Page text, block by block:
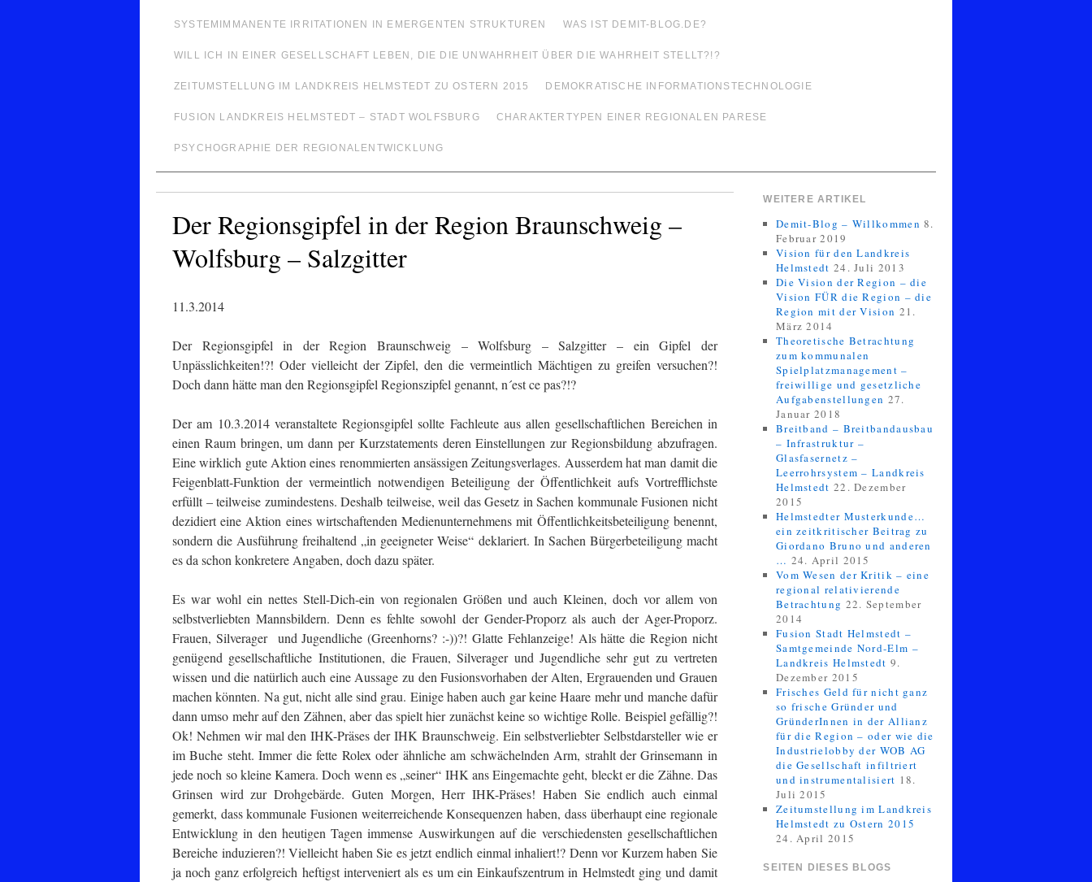
SYSTEMIMMANENTE IRRITATIONEN IN EMERGENTEN STRUKTUREN WAS IST DEMIT-BLOG.DE?
WILL ICH IN EINER GESELLSCHAFT LEBEN, DIE DIE UNWAHRHEIT ÜBER DIE WAHRHEIT STELLT?!?
ZEITUMSTELLUNG IM LANDKREIS HELMSTEDT ZU OSTERN 2015 DEMOKRATISCHE INFORMATIONSTECHNOLOGIE
FUSION LANDKREIS HELMSTEDT – STADT WOLFSBURG CHARAKTERTYPEN EINER REGIONALEN PARESE
PSYCHOGRAPHIE DER REGIONALENTWICKLUNG
Der Regionsgipfel in der Region Braunschweig –
Wolfsburg – Salzgitter
11.3.2014
Der Regionsgipfel in der Region Braunschweig – Wolfsburg – Salzgitter – ein Gipfel der
Unpässlichkeiten!?! Oder vielleicht der Zipfel, den die vermeintlich Mächtigen zu greifen versuchen?!
Doch dann hätte man den Regionsgipfel Regionszipfel genannt, n´est ce pas?!?
Der am 10.3.2014 veranstaltete Regionsgipfel sollte Fachleute aus allen gesellschaftlichen Bereichen in
einen Raum bringen, um dann per Kurzstatements deren Einstellungen zur Regionsbildung abzufragen.
Eine wirklich gute Aktion eines renommierten ansässigen Zeitungsverlages. Ausserdem hat man damit die
Feigenblatt-Funktion der vermeintlich notwendigen Beteiligung der Öffentlichkeit aufs Vortrefflichste
erfüllt – teilweise zumindestens. Deshalb teilweise, weil das Gesetz in Sachen kommunale Fusionen nicht
dezidiert eine Aktion eines wirtschaftenden Medienunternehmens mit Öffentlichkeitsbeteiligung benennt,
sondern die Ausführung freihaltend „in geeigneter Weise“ deklariert. In Sachen Bürgerbeteiligung macht
es da schon konkretere Angaben, doch dazu später.
Es war wohl ein nettes Stell-Dich-ein von regionalen Größen und auch Kleinen, doch vor allem von
selbstverliebten Mannsbildern. Denn es fehlte sowohl der Gender-Proporz als auch der Ager-Proporz.
Frauen, Silverager und Jugendliche (Greenhorns? :-))?! Glatte Fehlanzeige! Als hätte die Region nicht
genügend gesellschaftliche Institutionen, die Frauen, Silverager und Jugendliche sehr gut zu vertreten
wissen und die natürlich auch eine Aussage zu den Fusionsvorhaben der Alten, Ergrauenden und Grauen
machen könnten. Na gut, nicht alle sind grau. Einige haben auch gar keine Haare mehr und manche dafür
dann umso mehr auf den Zähnen, aber das spielt hier zunächst keine so wichtige Rolle. Beispiel gefällig?!
Ok! Nehmen wir mal den IHK-Präses der IHK Braunschweig. Ein selbstverliebter Selbstdarsteller wie er
im Buche steht. Immer die fette Rolex oder ähnliche am schwächelnden Arm, strahlt der Grinsemann in
jede noch so kleine Kamera. Doch wenn es „seiner“ IHK ans Eingemachte geht, bleckt er die Zähne. Das
Grinsen wird zur Drohgebärde. Guten Morgen, Herr IHK-Präses! Haben Sie endlich auch einmal
gemerkt, dass kommunale Fusionen weiterreichende Konsequenzen haben, dass überhaupt eine regionale
Entwicklung in den heutigen Tagen immense Auswirkungen auf die verschiedensten gesellschaftlichen
Bereiche induzieren?! Vielleicht haben Sie es jetzt endlich einmal inhaliert!? Denn vor Kurzem haben Sie
ja noch ganz erfolgreich heftigst interveniert als es um ein Einkaufszentrum in Helmstedt ging und damit
WEITERE ARTIKEL
Demit-Blog – Willkommen 8.
Februar 2019
Vision für den Landkreis
Helmstedt 24. Juli 2013
Die Vision der Region – die
Vision FÜR die Region – die
Region mit der Vision 21.
März 2014
Theoretische Betrachtung
zum kommunalen
Spielplatzmanagement –
freiwillige und gesetzliche
Aufgabenstellungen 27.
Januar 2018
Breitband – Breitbandausbau
– Infrastruktur –
Glasfasernetz –
Leerrohrsystem – Landkreis
Helmstedt 22. Dezember
2015
Helmstedter Musterkunde…
ein zeitkritischer Beitrag zu
Giordano Bruno und anderen
… 24. April 2015
Vom Wesen der Kritik – eine
regional relativierende
Betrachtung 22. September
2014
Fusion Stadt Helmstedt –
Samtgemeinde Nord-Elm –
Landkreis Helmstedt 9.
Dezember 2015
Frisches Geld für nicht ganz
so frische Gründer und
GründerInnen in der Allianz
für die Region – oder wie die
Industrielobby der WOB AG
die Gesellschaft infiltriert
und instrumentalisiert 18.
Juli 2015
Zeitumstellung im Landkreis
Helmstedt zu Ostern 2015
24. April 2015
SEITEN DIESES BLOGS